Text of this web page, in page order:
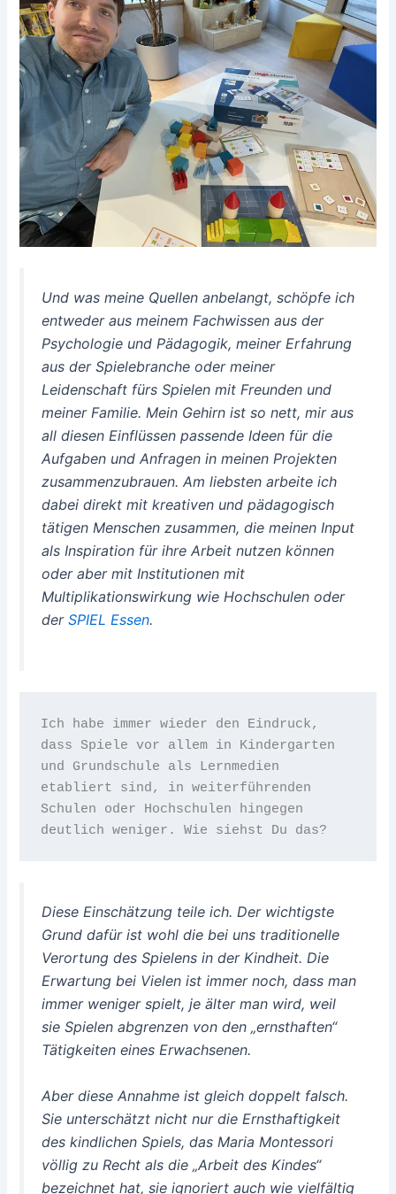
Und was meine Quellen anbelangt, schöpfe ich
entweder aus meinem Fachwissen aus der
Psychologie und Pädagogik, meiner Erfahrung
aus der Spielebranche oder meiner
Leidenschaft fürs Spielen mit Freunden und
meiner Familie. Mein Gehirn ist so nett, mir aus
all diesen Einflüssen passende Ideen für die
Aufgaben und Anfragen in meinen Projekten
zusammenzubrauen. Am liebsten arbeite ich
dabei direkt mit kreativen und pädagogisch
tätigen Menschen zusammen, die meinen Input
als Inspiration für ihre Arbeit nutzen können
oder aber mit Institutionen mit
Multiplikationswirkung wie Hochschulen oder
derSPIEL Essen.
Ich habe immer wieder den Eindruck,
dass Spiele vor allem in Kindergarten
und Grundschule als Lernmedien
etabliert sind, in weiterführenden
Schulen oder Hochschulen hingegen
deutlich weniger. Wie siehst Du das?
Diese Einschätzung teile ich. Der wichtigste
Grund dafür ist wohl die bei uns traditionelle
Verortung des Spielens in der Kindheit. Die
Erwartung bei Vielen ist immer noch, dass man
immer weniger spielt, je älter man wird, weil
sie Spielen abgrenzen von den „ernsthaften“
Tätigkeiten eines Erwachsenen.
Aber diese Annahme ist gleich doppelt falsch.
Sie unterschätzt nicht nur die Ernsthaftigkeit
des kindlichen Spiels, das Maria Montessori
völlig zu Recht als die „Arbeit des Kindes“
bezeichnet hat, sie ignoriert auch wie vielfältig